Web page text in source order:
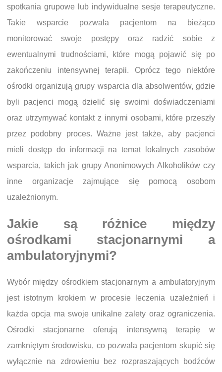
spotkania grupowe lub indywidualne sesje terapeutyczne.
Takie wsparcie pozwala pacjentom na bieżąco
monitorować swoje postępy oraz radzić sobie z
ewentualnymi trudnościami, które mogą pojawić się po
zakończeniu intensywnej terapii. Oprócz tego niektóre
ośrodki organizują grupy wsparcia dla absolwentów, gdzie
byli pacjenci mogą dzielić się swoimi doświadczeniami
oraz utrzymywać kontakt z innymi osobami, które przeszły
przez podobny proces. Ważne jest także, aby pacjenci
mieli dostęp do informacji na temat lokalnych zasobów
wsparcia, takich jak grupy Anonimowych Alkoholików czy
inne organizacje zajmujące się pomocą osobom
uzależnionym.
Jakie są różnice między
ośrodkami stacjonarnymi a
ambulatoryjnymi?
Wybór między ośrodkiem stacjonarnym a ambulatoryjnym
jest istotnym krokiem w procesie leczenia uzależnień i
każda opcja ma swoje unikalne zalety oraz ograniczenia.
Ośrodki stacjonarne oferują intensywną terapię w
zamkniętym środowisku, co pozwala pacjentom skupić się
wyłącznie na zdrowieniu bez rozpraszających bodźców